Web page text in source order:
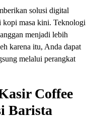
solusi digital
kopi masa kini. Teknologi
menjadi lebih
karena itu, Anda dapat
melalui perangkat
Coffee
Barista